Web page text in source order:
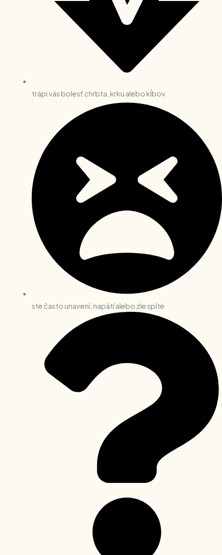
trápi vás bolesť chrbta, krku alebo kĺbov
ste často unavení, napätí alebo zle spíte